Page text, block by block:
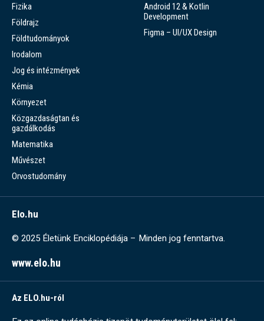
Fizika
Földrajz
Földtudományok
Irodalom
Jog és intézmények
Kémia
Környezet
Közgazdaságtan és
gazdálkodás
Matematika
Művészet
Orvostudomány
Android 12 & Kotlin
Development
Figma – UI/UX Design
Elo.hu
© 2025 Életünk Enciklopédiája – Minden jog fenntartva.
www.elo.hu
Az ELO.hu-ról